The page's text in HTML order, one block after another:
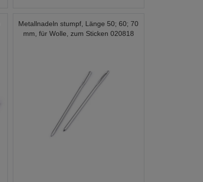
Metallnadeln stumpf, Länge 50; 60; 70
mm, für Wolle, zum Sticken 020818